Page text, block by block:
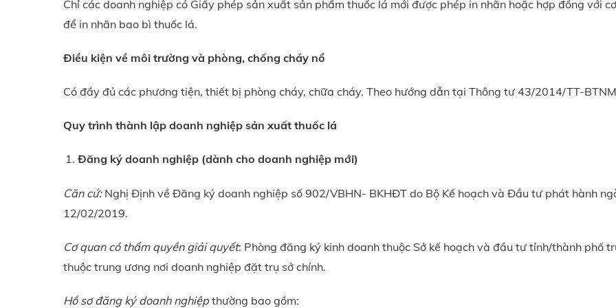
Chỉ các doanh nghiệp có Giấy phép sản xuất sản phẩm thuốc lá mới được phép in nhãn hoặc hợp đồng với
để in nhãn bao bì thuốc lá.
Điều kiện về môi trường và phòng, chống cháy nổ
Có đầy đủ các phương tiện, thiết bị phòng cháy, chữa cháy. Theo hướng dẫn tại Thông tư 43/2014/TT-
Quy trình thành lập doanh nghiệp sản xuất thuốc lá
Đăng ký doanh nghiệp (dành cho doanh nghiệp mới)
Căn cứ:Nghị Định về Đăng ký doanh nghiệp số 902/VBHN- BKHĐT do Bộ Kế hoạch và Đầu tư phát hành
12/02/2019.
Cơ quan có thẩm quyền giải quyết: Phòng đăng ký kinh doanh thuộc Sở kế hoạch và đầu tư tỉnh/thành phố
thuộc trung ương nơi doanh nghiệp đặt trụ sở chính.
Hồ sơ đăng ký doanh nghiệp thường bao gồm: